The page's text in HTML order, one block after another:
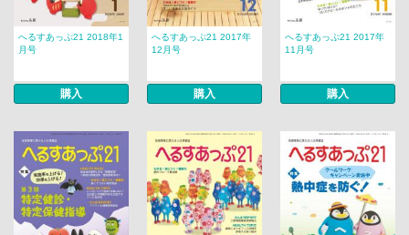
へるすあっぷ21 2018年1
月号
購入
へるすあっぷ21 2017年
12月号
購入
へるすあっぷ21 2017年
11月号
購入